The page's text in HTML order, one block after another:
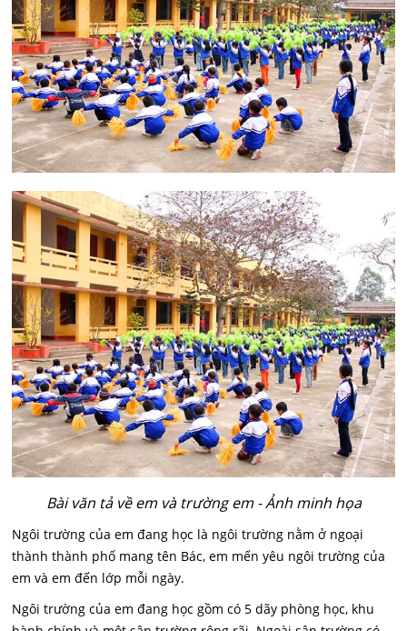
Bài văn tả về em và trường em - Ảnh minh họa
Ngôi trường của em đang học là ngôi trường nằm ở ngoại
thành thành phố mang tên Bác, em mến yêu ngôi trường của
em và em đến lớp mỗi ngày.
Ngôi trường của em đang học gồm có 5 dãy phòng học, khu